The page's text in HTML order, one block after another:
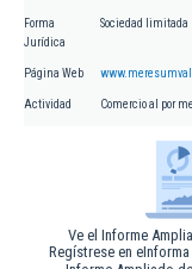
Forma
Jurídica
Sociedad limitada
Página Web
Actividad Comercio al por
Ve el Informe
Regístrese en